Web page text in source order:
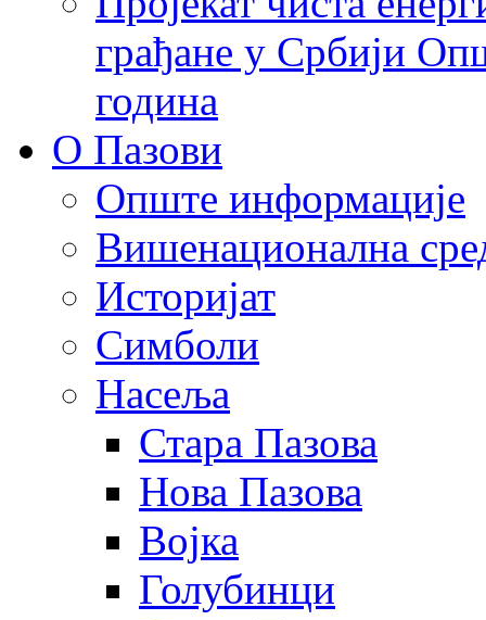
грађане у Србији
година
О Пазови
Опште информације
Вишенационална
Историјат
Симболи
Насеља
Стара Пазова
Нова Пазова
Војка
Голубинци